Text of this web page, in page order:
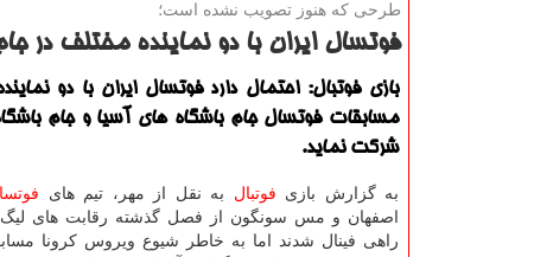
طرحی كه هنوز تصویب نشده است؛
فوتسال ایران با دو نماینده مختلف در
بازی فوتبال: احتمال دارد فوتسال ایران با دو
مسابقات فوتسال جام باشگاه های آسیا و جام
شركت نماید.
به گزارش بازی فوتبال به نقل از مهر، تیم های
اصفهان و مس سونگون از فصل گذشته رقابت های لیگ
راهی فینال شدند اما به خاطر شیوع ویروس کرونا